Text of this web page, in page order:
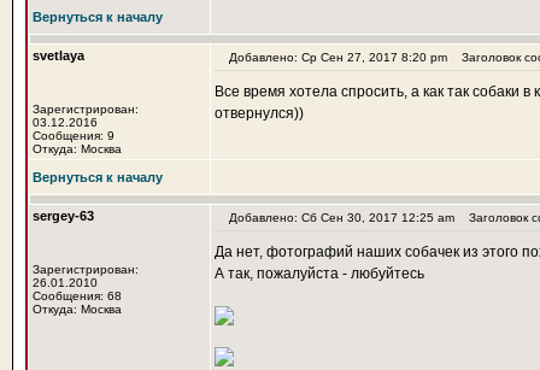
Вернуться к началу
svetlaya
Зарегистрирован:
03.12.2016
Сообщения: 9
Откуда: Москва
Добавлено: Ср Сен 27, 2017 8:20 pm Заголовок
Все время хотела спросить, а как так
отвернулся))
Вернуться к началу
sergey-63
Зарегистрирован:
26.01.2010
Сообщения: 68
Откуда: Москва
Добавлено: Сб Сен 30, 2017 12:25 am Заголовок
Да нет, фотографий наших собачек из этого
А так, пожалуйста - любуйтесь